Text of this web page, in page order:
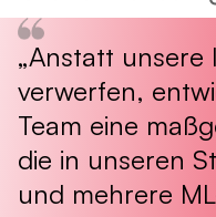
„Anstatt
verwerfen,
Team eine
die in unseren
und mehrere